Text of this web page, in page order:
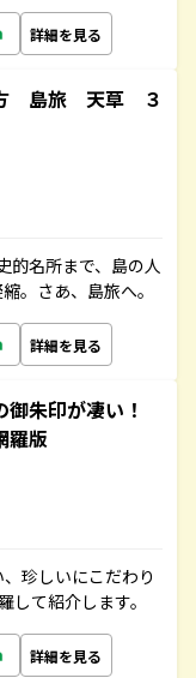
詳細を見る
島旅 天草 ３
的名所まで、島の人
。さあ、島旅へ。
詳細を見る
朱印が凄い！
羅版
珍しいにこだわり
て紹介します。
詳細を見る